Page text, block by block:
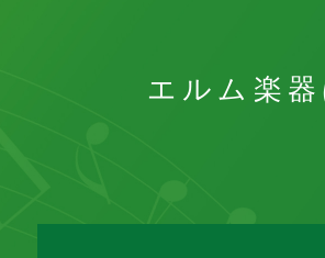
エルム楽